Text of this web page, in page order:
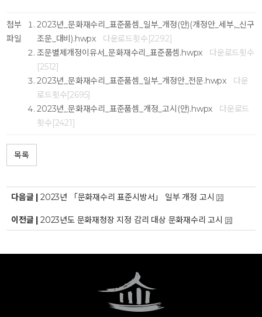
첨부
파일
2023년_문화재수리_표준품셈_일부_개정(안)(개정안_세부,_신구
조문_대비).hwpx
다운로드횟수[2292]
조문별제개정이유서_문화재수리_표준품셈.hwpx
다운로드횟수
[2512]
2023년_문화재수리_표준품셈_일부_개정안_전문.hwpx
다운
로드횟수[2695]
2023년_문화재수리_표준품셈_개정_고시(안).hwpx
다운로드
횟수[2421]
목록
다음글 |2023년 「문화재수리 표준시방서」 일부 개정 고시
이전글 |2023년도 문화재청장 지정 감리 대상 문화재수리 고시